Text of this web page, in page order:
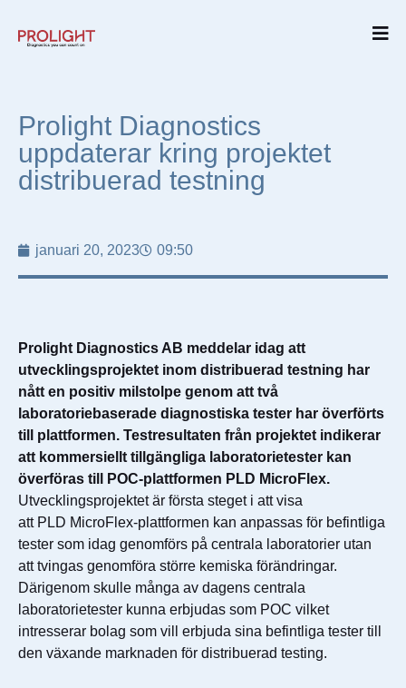
Prolight Diagnostics
uppdaterar kring projektet
distribuerad testning
januari 20, 2023 09:50
Prolight Diagnostics AB meddelar idag att
utvecklingsprojektet inom distribuerad testning har
nått en positiv milstolpe genom att två
laboratoriebaserade diagnostiska tester har överförts
till plattformen. Testresultaten från projektet indikerar
att kommersiellt tillgängliga laboratorietester kan
överföras till POC-plattformen PLD MicroFlex.
Utvecklingsprojektet är första steget i att visa
att PLD MicroFlex-plattformen kan anpassas för befintliga
tester som idag genomförs på centrala laboratorier utan
att tvingas genomföra större kemiska förändringar.
Därigenom skulle många av dagens centrala
laboratorietester kunna erbjudas som POC vilket
intresserar bolag som vill erbjuda sina befintliga tester till
den växande marknaden för distribuerad testing.